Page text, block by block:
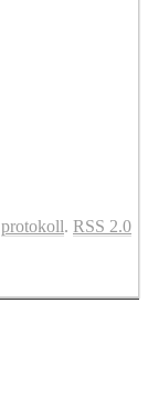
protokoll. RSS 2.0